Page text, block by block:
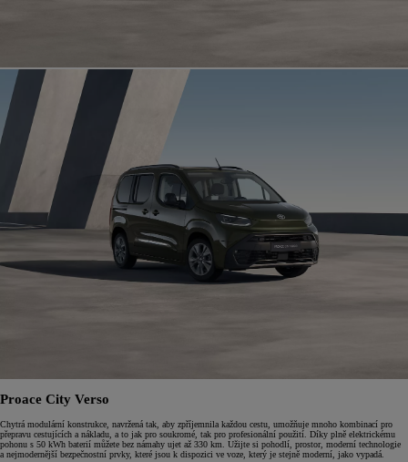
Proace City Verso
Chytrá modulární konstrukce, navržená tak, aby zpříjemnila každou cestu, umožňuje mnoho kombinací pro
přepravu cestujících a nákladu, a to jak pro soukromé, tak pro profesionální použití. Díky plně elektrickému
pohonu s 50 kWh baterií můžete bez námahy ujet až 330 km. Užijte si pohodlí, prostor, moderní technologie
a nejmodernější bezpečnostní prvky, které jsou k dispozici ve voze, který je stejně moderní, jako vypadá.